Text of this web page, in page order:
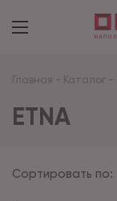
Главная - Каталог -
ETNA
Сортировать по: